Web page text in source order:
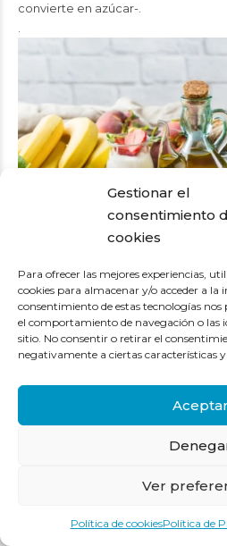
Gestionar el
consentimiento
cookies
Para ofrecer las mejores experiencias,
cookies para almacenar y/o acceder a la
consentimiento de estas tecnologías
el comportamiento de navegación o las
sitio. No consentir o retirar el
negativamente a ciertas características
Aceptar
Ver
Política de cookiesPolítica de
convierte en azúcar-.
Baja de peso:
Evita el sobrepeso y la obesidad.
necesites no comas por comer ni
Haz ejercicio:
Ten una actividad física regular, no
presentarte a maratones -camina
posibilidades, coge la bici aunque
no necesitamos, porque nos
.